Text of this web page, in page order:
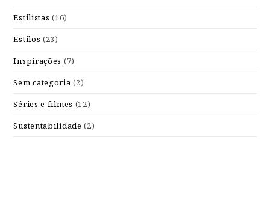
Estilistas (16)
Estilos (23)
Inspirações (7)
Sem categoria (2)
Séries e filmes (12)
Sustentabilidade (2)